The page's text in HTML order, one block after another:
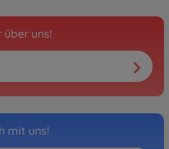
über uns!
mit uns!